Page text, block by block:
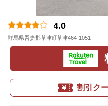
4.0
群馬県吾妻郡草津町草津464-1051
割引ク